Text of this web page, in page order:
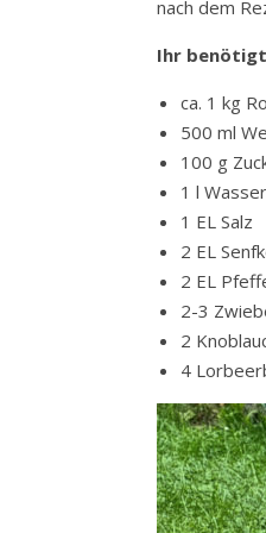
nach dem
Ihr benötigt
ca. 1 kg
500 ml
100 g
1 l Wasser
1 EL Salz
2 EL
2 EL
2-3
2
4